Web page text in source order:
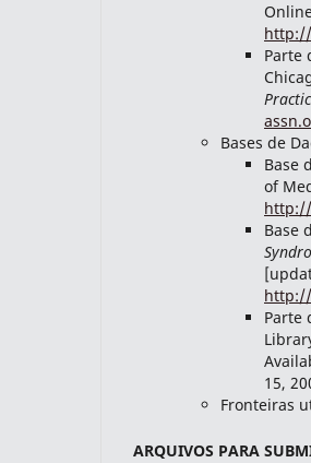
Parte
Bases de
Base
of
Base
Parte
15,
Fronteiras
ARQUIVOS PARA